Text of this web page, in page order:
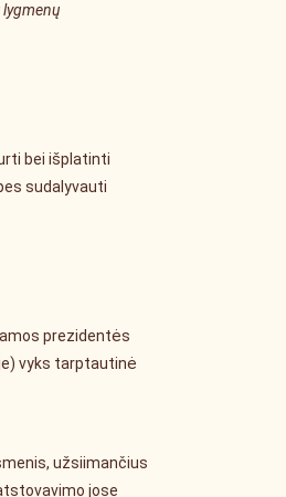
lygmenų
bei išplatinti
sudalyvauti
prezidentės
vyks tarptautinė
užsiimančius
jose